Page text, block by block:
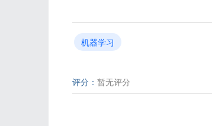
机器学习
评分： 暂无评分